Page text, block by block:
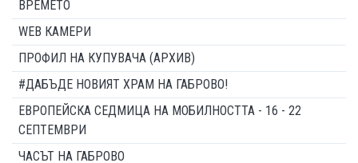
ВРЕМЕТО
WEB КАМЕРИ
ПРОФИЛ НА КУПУВАЧА (АРХИВ)
#ДАБЪДЕ НОВИЯТ ХРАМ НА ГАБРОВО!
ЕВРОПЕЙСКА СЕДМИЦА НА МОБИЛНОСТТА - 16 - 22
СЕПТЕМВРИ
ЧАСЪТ НА ГАБРОВО